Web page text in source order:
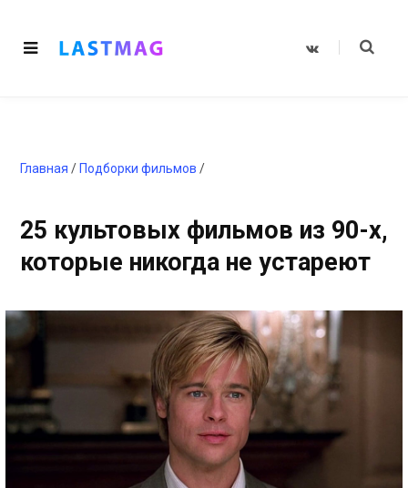
V
Главная / Подборки фильмов /
25 культовых фильмов из 90-х,
которые никогда не устареют